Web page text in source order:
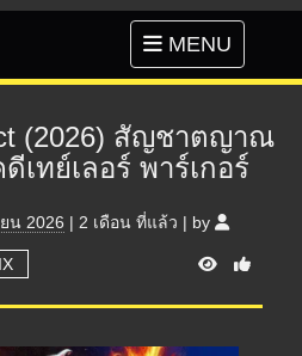
Toggle
navigation
MENU
(2026) สัญชาตญาณ
เทย์เลอร์ พาร์เกอร์
น 2026 | 2 เดือน ที่แล้ว | by
V
i
e